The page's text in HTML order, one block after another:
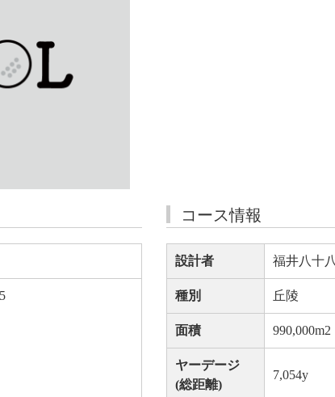
コース情報
設計者 福井八十
種別 丘陵
面積 990,000m2
ヤーデージ
(総距離)
7,054y